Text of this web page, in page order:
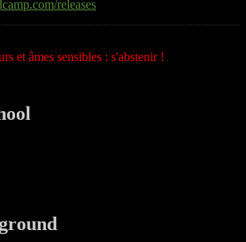
releases
et âmes sensibles : s'abstenir !